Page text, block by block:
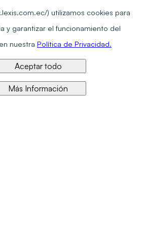
) utilizamos cookies para
y garantizar el funcionamiento del
nuestra Política de Privacidad.
Aceptar todo
Más Información